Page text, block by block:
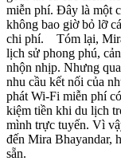
miễn phí. Đây là một
không bao giờ bỏ lỡ
chi phí. Tóm lại, Mira
lịch sử phong phú,
nhộn nhịp. Nhưng
nhu cầu kết nối của
phát Wi-Fi miễn phí
kiệm tiền khi du lịch
mình trực tuyến. Vì
đến Mira Bhayandar,
sẵn.